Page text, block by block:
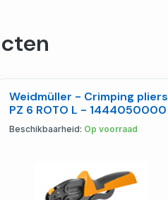
Weidmüller - Crimping pliers
PZ 6 ROTO L - 1444050000
Beschikbaarheid: Op voorraad